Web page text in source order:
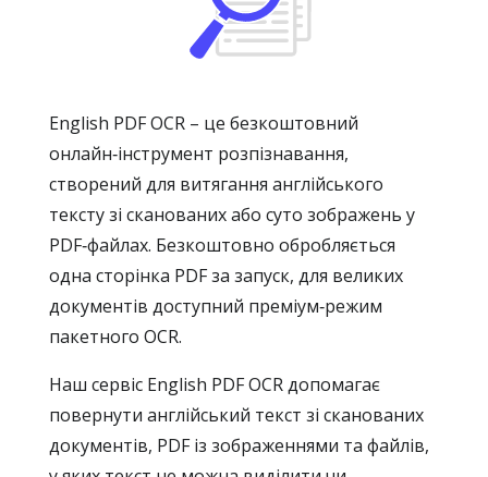
English PDF OCR – це безкоштовний
онлайн‑інструмент розпізнавання,
створений для витягання англійського
тексту зі сканованих або суто зображень у
PDF‑файлах. Безкоштовно обробляється
одна сторінка PDF за запуск, для великих
документів доступний преміум‑режим
пакетного OCR.
Наш сервіс English PDF OCR допомагає
повернути англійський текст зі сканованих
документів, PDF із зображеннями та файлів,